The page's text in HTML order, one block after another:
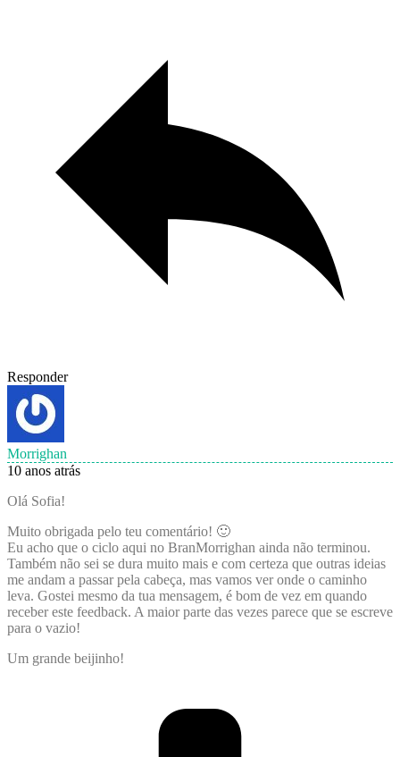
Responder
Morrighan
10 anos atrás
Olá Sofia!
Muito obrigada pelo teu comentário! 🙂
Eu acho que o ciclo aqui no BranMorrighan ainda não terminou.
Também não sei se dura muito mais e com certeza que outras ideias
me andam a passar pela cabeça, mas vamos ver onde o caminho
leva. Gostei mesmo da tua mensagem, é bom de vez em quando
receber este feedback. A maior parte das vezes parece que se escreve
para o vazio!
Um grande beijinho!